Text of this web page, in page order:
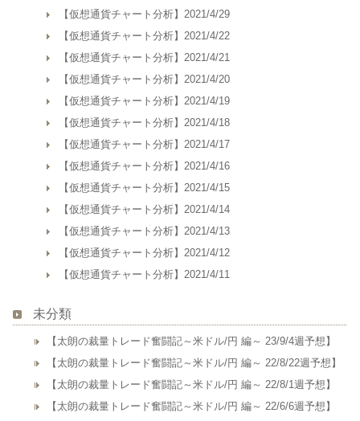
【仮想通貨チャート分析】2021/4/29
【仮想通貨チャート分析】2021/4/22
【仮想通貨チャート分析】2021/4/21
【仮想通貨チャート分析】2021/4/20
【仮想通貨チャート分析】2021/4/19
【仮想通貨チャート分析】2021/4/18
【仮想通貨チャート分析】2021/4/17
【仮想通貨チャート分析】2021/4/16
【仮想通貨チャート分析】2021/4/15
【仮想通貨チャート分析】2021/4/14
【仮想通貨チャート分析】2021/4/13
【仮想通貨チャート分析】2021/4/12
【仮想通貨チャート分析】2021/4/11
未分類
【太朗の裁量トレード奮闘記～米ドル/円 編～ 23/9/4週予想】
【太朗の裁量トレード奮闘記～米ドル/円 編～ 22/8/22週予想】
【太朗の裁量トレード奮闘記～米ドル/円 編～ 22/8/1週予想】
【太朗の裁量トレード奮闘記～米ドル/円 編～ 22/6/6週予想】